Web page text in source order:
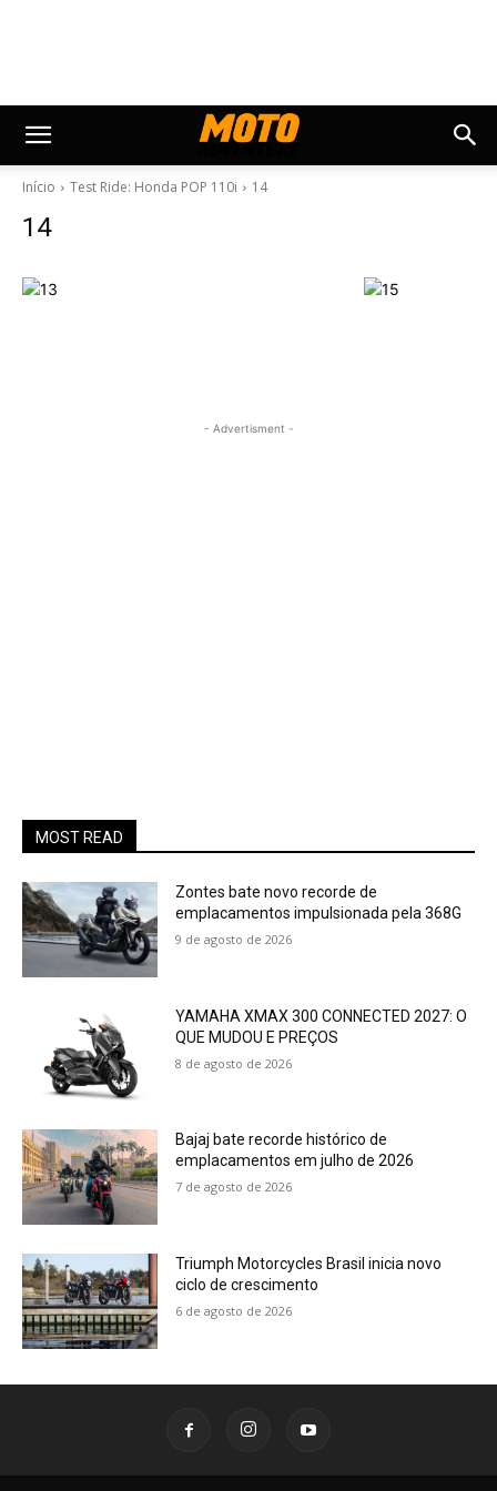
Início Test Ride: Honda POP 110i 14
14
- Advertisment -
MOST READ
Zontes bate novo recorde de
emplacamentos impulsionada pela 368G
9 de agosto de 2026
YAMAHA XMAX 300 CONNECTED 2027: O
QUE MUDOU E PREÇOS
8 de agosto de 2026
Bajaj bate recorde histórico de
emplacamentos em julho de 2026
7 de agosto de 2026
Triumph Motorcycles Brasil inicia novo
ciclo de crescimento
6 de agosto de 2026